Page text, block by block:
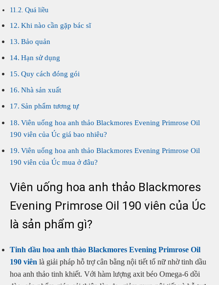
Quá liều
Khi nào cần gặp bác sĩ
Bảo quản
Hạn sử dụng
Quy cách đóng gói
Nhà sản xuất
Sản phẩm tương tự
Viên uống hoa anh thảo Blackmores Evening Primrose Oil
190 viên của Úc giá bao nhiêu?
Viên uống hoa anh thảo Blackmores Evening Primrose Oil
190 viên của Úc mua ở đâu?
Viên uống hoa anh thảo Blackmores
Evening Primrose Oil 190 viên của Úc
là sản phẩm gì?
Tinh dầu hoa anh thảo Blackmores Evening Primrose Oil
190 viên là giải pháp hỗ trợ cân bằng nội tiết tố nữ nhờ tinh dầu
hoa anh thảo tinh khiết. Với hàm lượng axit béo Omega-6 dồi